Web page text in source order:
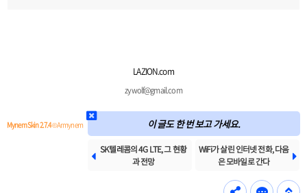
LAZION.com
zywolf@gmail.com
Mynem Skin 2.7.4© Armynem 이 글도 한 번 보고 가세요.
 SK텔레콤의 4G LTE, 그 현황
과 전망
WiFi가 살린 인터넷 전화, 다음
은 모바일로 간다
